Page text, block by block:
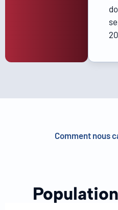
Comment nous